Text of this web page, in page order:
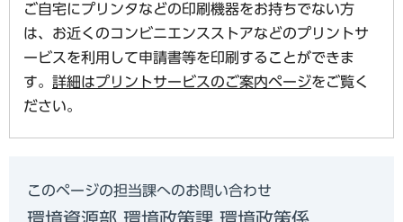
ご自宅にプリンタなどの印刷機器をお持ちでない方
は、お近くのコンビニエンスストアなどのプリントサ
ービスを利用して申請書等を印刷することができま
す。 詳細はプリントサービスのご案内ページをご覧く
ださい。
このページの担当課へのお問い合わせ
環境資源部 環境政策課 環境政策係